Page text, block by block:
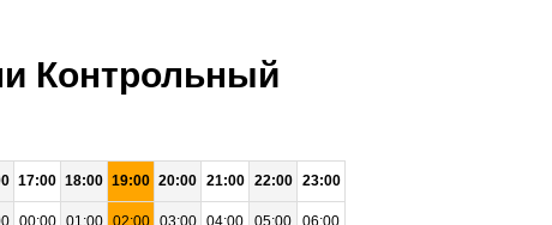
Контрольный
17:00 18:00 19:00 20:00 21:00 22:00 23:00